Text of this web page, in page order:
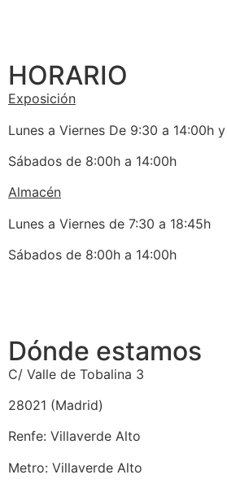
HORARIO
Exposición
Lunes a Viernes De 9:30 a 14:00h
Sábados de 8:00h a 14:00h
Almacén
Lunes a Viernes de 7:30 a 18:45h
Sábados de 8:00h a 14:00h
Dónde estamos
C/ Valle de Tobalina 3
28021 (Madrid)
Renfe: Villaverde Alto
Metro: Villaverde Alto